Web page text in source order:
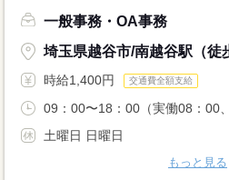
一般事務・OA事務
埼玉県越谷市/南越谷駅（徒
時給1,400円 交通費全額支給
09：00〜18：00（実働08：00
土曜日 日曜日
もっと見る